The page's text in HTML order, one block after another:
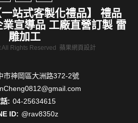
站式客製化禮品】 禮品
宣導品 工廠直營訂製 雷
雕加工
Rights Reserved 蘋果網頁設計
市神岡區大洲路372-2號
: 04-25634615
ID: @rav8350z